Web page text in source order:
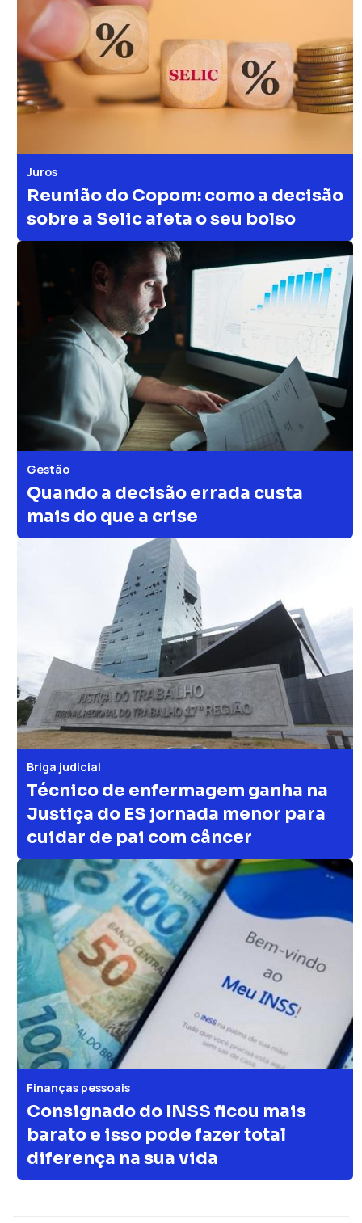
Juros
Reunião do Copom: como a decisão
sobre a Selic afeta o seu bolso
Gestão
Quando a decisão errada custa
mais do que a crise
Briga judicial
Técnico de enfermagem ganha na
Justiça do ES jornada menor para
cuidar de pai com câncer
Finanças pessoais
Consignado do INSS ficou mais
barato e isso pode fazer total
diferença na sua vida